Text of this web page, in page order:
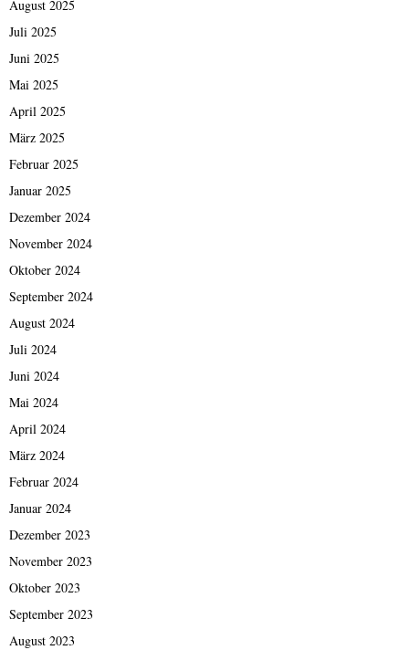
August 2025
Juli 2025
Juni 2025
Mai 2025
April 2025
März 2025
Februar 2025
Januar 2025
Dezember 2024
November 2024
Oktober 2024
September 2024
August 2024
Juli 2024
Juni 2024
Mai 2024
April 2024
März 2024
Februar 2024
Januar 2024
Dezember 2023
November 2023
Oktober 2023
September 2023
August 2023